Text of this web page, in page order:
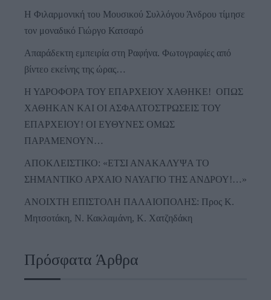
Η Φιλαρμονική του Μουσικού Συλλόγου Άνδρου τίμησε
τον μοναδικό Γιώργο Κατσαρό
Απαράδεκτη εμπειρία στη Ραφήνα. Φωτογραφίες από
βίντεο εκείνης της ώρας…
Η ΥΔΡΟΦΟΡΑ ΤΟΥ ΕΠΑΡΧΕΙΟΥ ΧΑΘΗΚΕ! ΟΠΩΣ
ΧΑΘΗΚΑΝ ΚΑΙ ΟΙ ΑΣΦΑΛΤΟΣΤΡΩΣΕΙΣ ΤΟΥ
ΕΠΑΡΧΕΙΟΥ! ΟΙ ΕΥΘΥΝΕΣ ΟΜΩΣ
ΠΑΡΑΜΕΝΟΥΝ…
ΑΠΟΚΛΕΙΣΤΙΚΟ: «ΕΤΣΙ ΑΝΑΚΑΛΥΨΑ ΤΟ
ΣΗΜΑΝΤΙΚΟ ΑΡΧΑΙΟ ΝΑΥΑΓΙΟ ΤΗΣ ΑΝΔΡΟΥ!…»
ΑΝΟΙΧΤΗ ΕΠΙΣΤΟΛΗ ΠΑΛΑΙΟΠΟΛΗΣ: Προς K.
Μητσοτάκη, N. Κακλαμάνη, K. Χατζηδάκη
Πρόσφατα Άρθρα